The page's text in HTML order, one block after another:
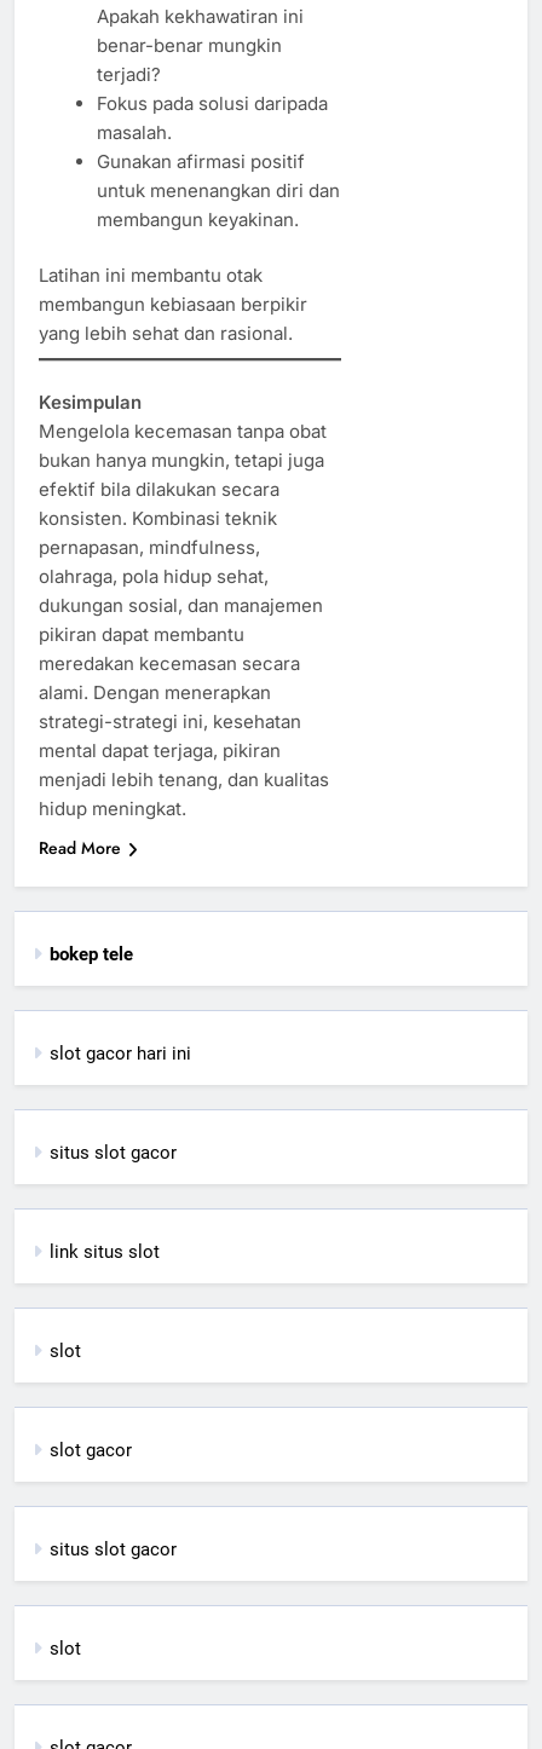
Apakah kekhawatiran ini
benar-benar mungkin
terjadi?
Fokus pada solusi daripada
masalah.
Gunakan afirmasi positif
untuk menenangkan diri dan
membangun keyakinan.
Latihan ini membantu otak
membangun kebiasaan berpikir
yang lebih sehat dan rasional.
Kesimpulan
Mengelola kecemasan tanpa obat
bukan hanya mungkin, tetapi juga
efektif bila dilakukan secara
konsisten. Kombinasi teknik
pernapasan, mindfulness,
olahraga, pola hidup sehat,
dukungan sosial, dan manajemen
pikiran dapat membantu
meredakan kecemasan secara
alami. Dengan menerapkan
strategi-strategi ini, kesehatan
mental dapat terjaga, pikiran
menjadi lebih tenang, dan kualitas
hidup meningkat.
Read More
bokep tele
slot gacor hari ini
situs slot gacor
link situs slot
slot
slot gacor
situs slot gacor
slot